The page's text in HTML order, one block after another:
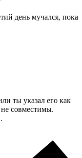
день мучался, пока
ты указал его как
совместимы.